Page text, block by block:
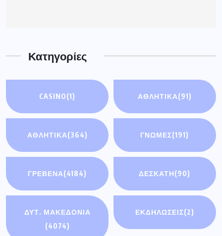
Κατηγορίες
CASINO(1) ΑΘΛΗΤΙΚΆ(91)
ΑΘΛΗΤΙΚΑ(364) ΓΝΩΜΕΣ(191)
ΓΡΕΒΕΝΑ(4184) ΔΕΣΚΑΤΗ(90)
ΔΥΤ. ΜΑΚΕΔΟΝΙΑ
(4074)
ΕΚΔΗΛΩΣΕΙΣ(2)